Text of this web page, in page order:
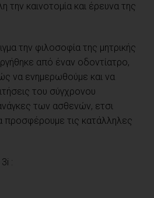
την καινοτομία και έρευνα της
την φιλοσοφία της μητρικής
από έναν οδοντίατρο,
να ενημερωθούμε και να
του σύγχρονου
των ασθενών, ετσι
τις κατάλληλες
: